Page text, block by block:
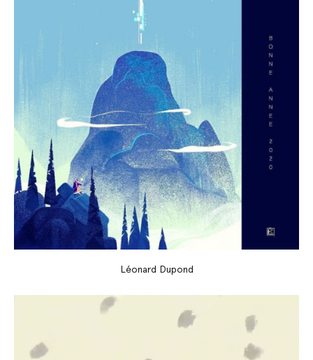
Léonard Dupond